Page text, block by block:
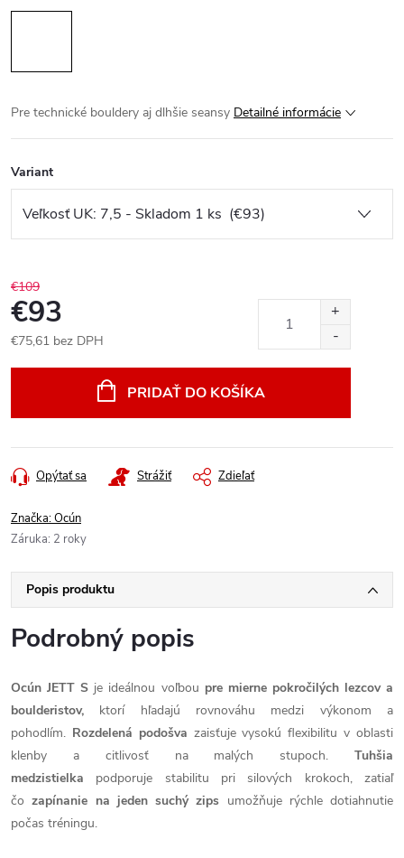
Pre technické bouldery aj dlhšie seansy Detailné informácie
Variant
€109
€93
€75,61 bez DPH
PRIDAŤ DO KOŠÍKA
Opýtať sa Strážiť Zdieľať
Značka:Ocún
Záruka: 2 roky
Popis produktu
Podrobný popis
Ocún JETT S je ideálnou voľbou pre mierne pokročilých lezcov a
boulderistov,
ktorí hľadajú rovnováhu medzi výkonom a
pohodlím. Rozdelená podošva zaisťuje vysokú flexibilitu v oblasti
klenby a citlivosť na malých stupoch.
Tuhšia
medzistielka
podporuje stabilitu pri silových krokoch, zatiaľ
čo zapínanie na jeden suchý zips umožňuje rýchle dotiahnutie
počas tréningu.